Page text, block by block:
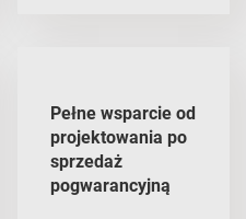
Pełne wsparcie od
projektowania po
sprzedaż
pogwarancyjną